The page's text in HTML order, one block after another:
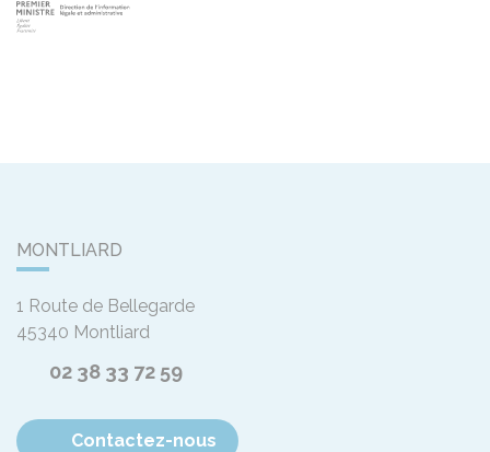
MONTLIARD
1 Route de Bellegarde
45340 Montliard
02 38 33 72 59
Contactez-nous